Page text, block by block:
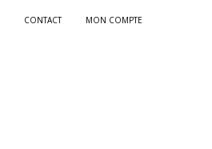
MON COMPTE
CONTACT